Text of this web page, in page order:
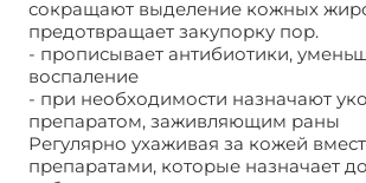
сокращают выделение кожных
предотвращает закупорку пор.
- прописывает антибиотики,
воспаление
- при необходимости назначают
препаратом, заживляющим раны
Регулярно ухаживая за кожей
препаратами, которые назначает